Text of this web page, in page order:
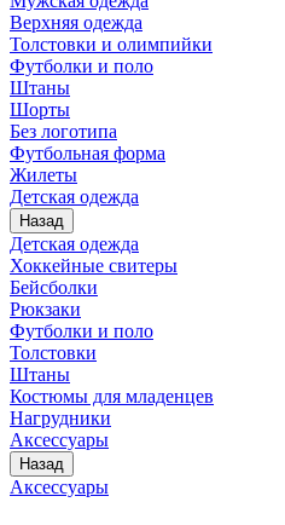
Верхняя одежда
Толстовки и олимпийки
Футболки и поло
Штаны
Шорты
Без логотипа
Футбольная форма
Жилеты
Детская одежда
Назад
Детская одежда
Хоккейные свитеры
Бейсболки
Рюкзаки
Футболки и поло
Толстовки
Штаны
Костюмы для младенцев
Нагрудники
Аксессуары
Назад
Аксессуары